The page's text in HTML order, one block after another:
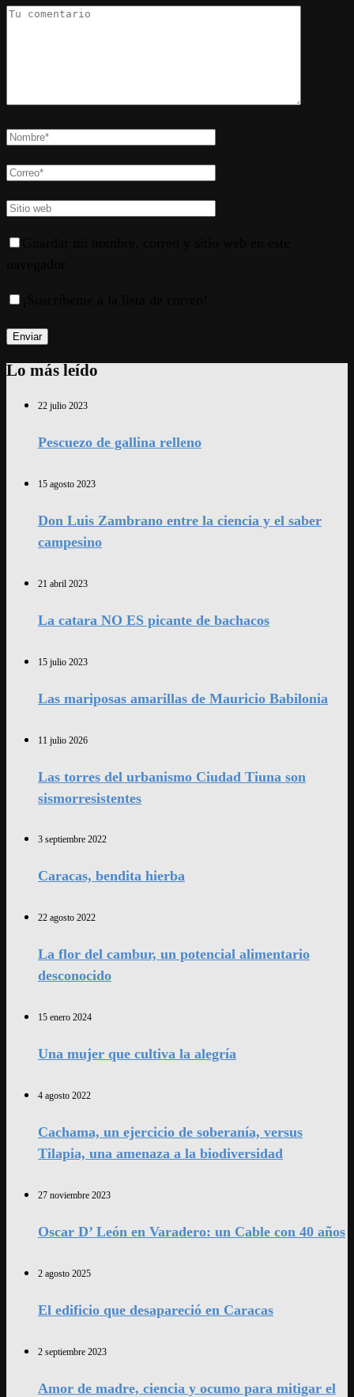
Lo más leído
22 julio 2023
Pescuezo de gallina relleno
15 agosto 2023
Don Luis Zambrano entre la ciencia y el saber
campesino
21 abril 2023
La catara NO ES picante de bachacos
15 julio 2023
Las mariposas amarillas de Mauricio Babilonia
11 julio 2026
Las torres del urbanismo Ciudad Tiuna son
sismorresistentes
3 septiembre 2022
Caracas, bendita hierba
22 agosto 2022
La flor del cambur, un potencial alimentario
desconocido
15 enero 2024
Una mujer que cultiva la alegría
4 agosto 2022
Cachama, un ejercicio de soberanía, versus
Tilapia, una amenaza a la biodiversidad
27 noviembre 2023
Oscar D’ León en Varadero: un Cable con 40 años
2 agosto 2025
El edificio que desapareció en Caracas
2 septiembre 2023
Amor de madre, ciencia y ocumo para mitigar el